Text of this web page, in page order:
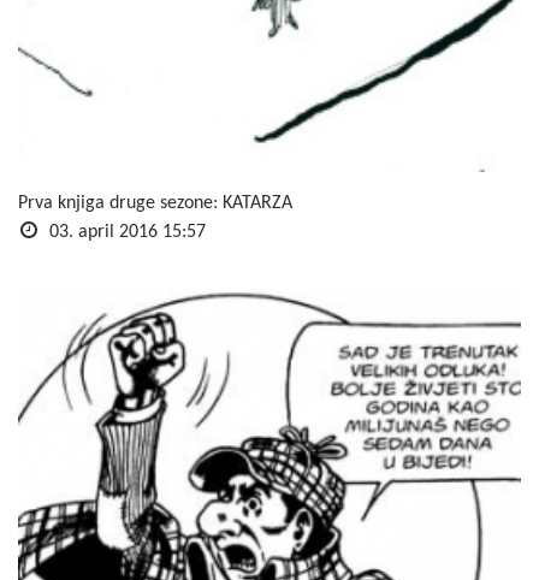
Prva knjiga druge sezone: KATARZA
03. april 2016 15:57